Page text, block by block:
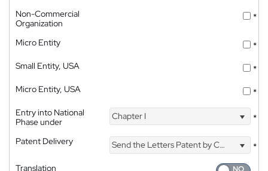
Non-Commercial
Organization
*
Micro Entity
*
Small Entity, USA
*
Micro Entity, USA
*
Entry into National
Phase under
Chapter I *
Patent Delivery Send the Letters Patent by Courier
*
Translation